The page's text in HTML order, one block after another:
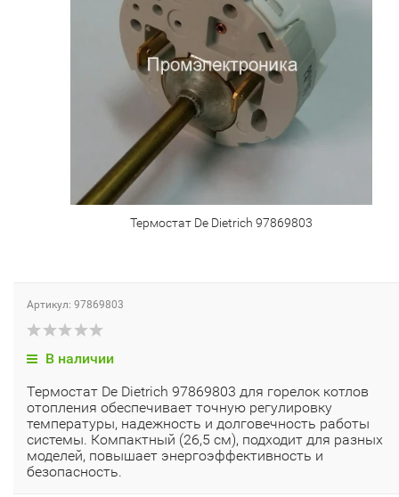
Термостат De Dietrich 97869803
Артикул: 97869803
В наличии
Термостат De Dietrich 97869803 для горелок котлов
отопления обеспечивает точную регулировку
температуры, надежность и долговечность работы
системы. Компактный (26,5 см), подходит для разных
моделей, повышает энергоэффективность и
безопасность.